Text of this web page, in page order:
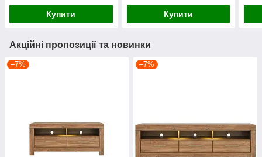
Купити Купити
Акційні пропозиції та новинки
–7% –7%